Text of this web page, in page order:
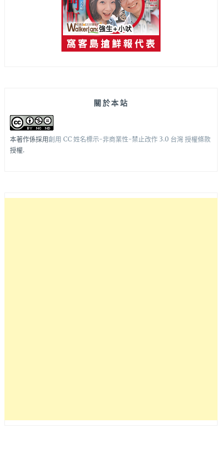
關於本站
本著作係採用創用 CC 姓名標示-非商業性-禁止改作 3.0 台灣 授權條款
授權.